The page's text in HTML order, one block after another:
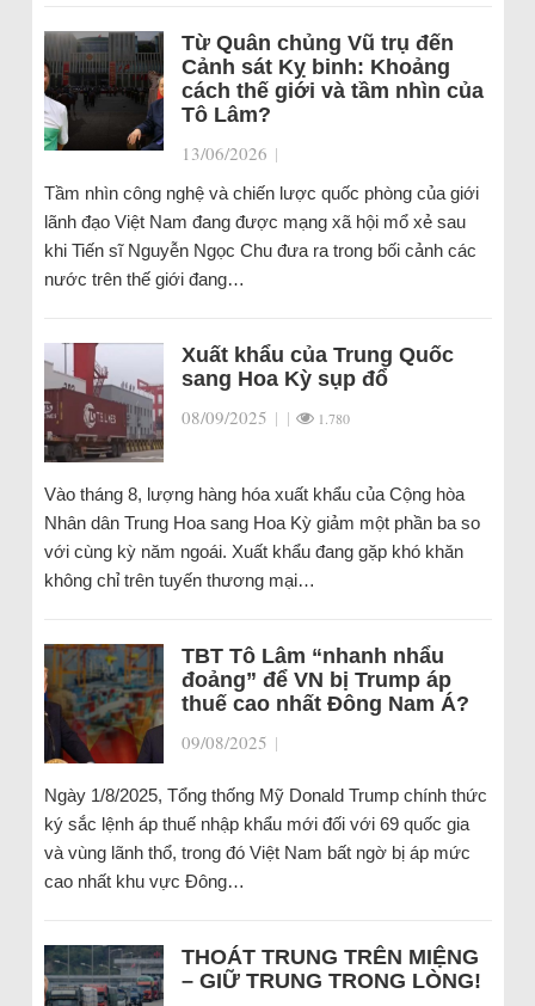
Từ Quân chủng Vũ trụ đến
Cảnh sát Kỵ binh: Khoảng
cách thế giới và tầm nhìn của
Tô Lâm?
13/06/2026 |
Tầm nhìn công nghệ và chiến lược quốc phòng của giới
lãnh đạo Việt Nam đang được mạng xã hội mổ xẻ sau
khi Tiến sĩ Nguyễn Ngọc Chu đưa ra trong bối cảnh các
nước trên thế giới đang…
Xuất khẩu của Trung Quốc
sang Hoa Kỳ sụp đổ
08/09/2025 | | 1.780
Vào tháng 8, lượng hàng hóa xuất khẩu của Cộng hòa
Nhân dân Trung Hoa sang Hoa Kỳ giảm một phần ba so
với cùng kỳ năm ngoái. Xuất khẩu đang gặp khó khăn
không chỉ trên tuyến thương mại…
TBT Tô Lâm “nhanh nhẩu
đoảng” để VN bị Trump áp
thuế cao nhất Đông Nam Á?
09/08/2025 |
Ngày 1/8/2025, Tổng thống Mỹ Donald Trump chính thức
ký sắc lệnh áp thuế nhập khẩu mới đối với 69 quốc gia
và vùng lãnh thổ, trong đó Việt Nam bất ngờ bị áp mức
cao nhất khu vực Đông…
THOÁT TRUNG TRÊN MIỆNG
– GIỮ TRUNG TRONG LÒNG!